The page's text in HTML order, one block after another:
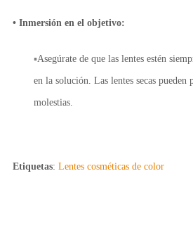
• Inmersión en el objetivo:
▪Asegúrate de que las lentes estén
en la solución. Las lentes secas pueden
molestias.
Etiquetas: Lentes cosméticas de color